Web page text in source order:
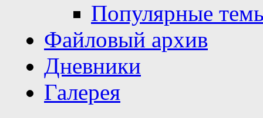
Популярные
Файловый архив
Дневники
Галерея